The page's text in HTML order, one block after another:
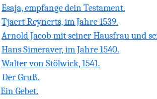
Esaja, empfange dein Testament.
Tjaert Reynerts, im Jahre 1539.
Arnold Jacob mit seiner Hausfrau und
Hans Simeraver, im Jahre 1540.
Walter von Stölwick, 1541.
Der Gruß.
Ein Gebet.